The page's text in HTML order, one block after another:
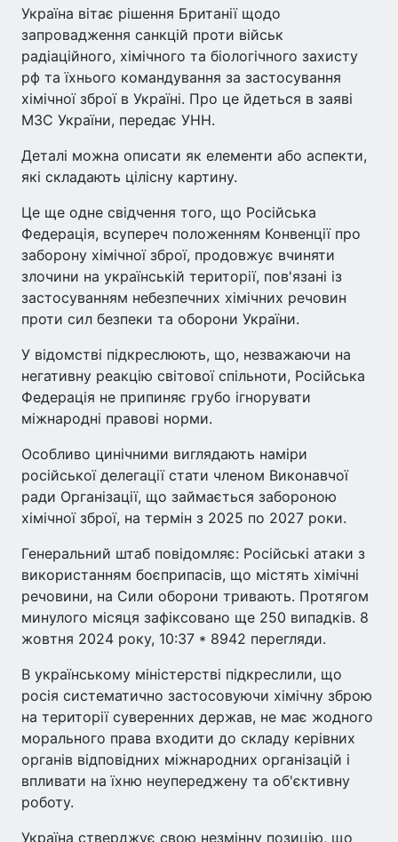
Україна вітає рішення Британії щодо
запровадження санкцій проти військ
радіаційного, хімічного та біологічного захисту
рф та їхнього командування за застосування
хімічної зброї в Україні. Про це йдеться в заяві
МЗС України, передає УНН.
Деталі можна описати як елементи або аспекти,
які складають цілісну картину.
Це ще одне свідчення того, що Російська
Федерація, всупереч положенням Конвенції про
заборону хімічної зброї, продовжує вчиняти
злочини на українській території, пов'язані із
застосуванням небезпечних хімічних речовин
проти сил безпеки та оборони України.
У відомстві підкреслюють, що, незважаючи на
негативну реакцію світової спільноти, Російська
Федерація не припиняє грубо ігнорувати
міжнародні правові норми.
Особливо цинічними виглядають наміри
російської делегації стати членом Виконавчої
ради Організації, що займається забороною
хімічної зброї, на термін з 2025 по 2027 роки.
Генеральний штаб повідомляє: Російські атаки з
використанням боєприпасів, що містять хімічні
речовини, на Сили оборони тривають. Протягом
минулого місяця зафіксовано ще 250 випадків. 8
жовтня 2024 року, 10:37 * 8942 перегляди.
В українському міністерстві підкреслили, що
росія систематично застосовуючи хімічну зброю
на території суверенних держав, не має жодного
морального права входити до складу керівних
органів відповідних міжнародних організацій і
впливати на їхню неупереджену та об'єктивну
роботу.
Україна стверджує свою незмінну позицію, що